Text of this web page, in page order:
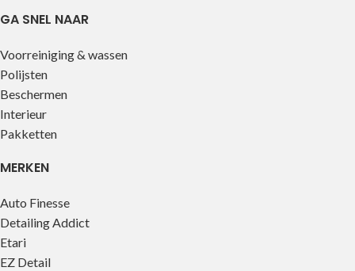
GA SNEL NAAR
Voorreiniging & wassen
Polijsten
Beschermen
Interieur
Pakketten
MERKEN
Auto Finesse
Detailing Addict
Etari
EZ Detail